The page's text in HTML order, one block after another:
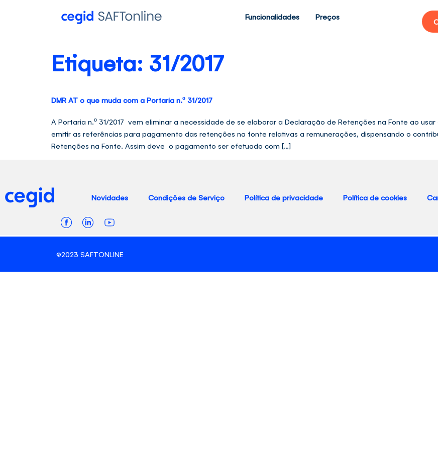
Funcionalidades Preços
Etiqueta: 31/2017
DMR AT o que muda com a Portaria n.º 31/2017
A Portaria n.º 31/2017 vem eliminar a necessidade de se elaborar a Declaração de Retenções na Fonte ao
emitir as referências para pagamento das retenções na fonte relativas a remunerações, dispensando o
Retenções na Fonte. Assim deve o pagamento ser efetuado com […]
Novidades Condições de Serviço Política de privacidade Política de cookies
©2023 SAFTONLINE